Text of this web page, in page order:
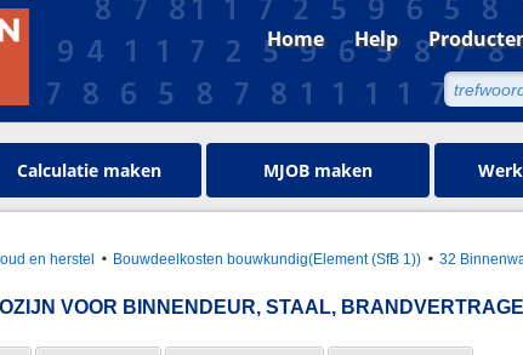
Home Help
Calculatie maken MJOB maken
en herstel Bouwdeelkosten bouwkundig(Element (SfB 1)) 32
VOOR BINNENDEUR, STAAL,